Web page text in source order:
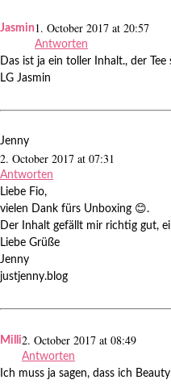
Jasmin1. October 2017 at 20:57
Antworten
Das ist ja ein toller Inhalt., der
LG Jasmin
Jenny
2. October 2017 at 07:31
Antworten
Liebe Fio,
vielen Dank fürs Unboxing 😊.
Der Inhalt gefällt mir richtig gut,
Liebe Grüße
Jenny
justjenny.blog
Milli2. October 2017 at 08:49
Antworten
Ich muss ja sagen, dass ich